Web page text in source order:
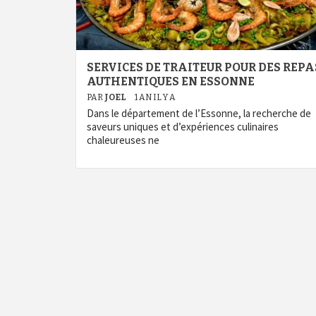
SERVICES DE TRAITEUR POUR DES
AUTHENTIQUES EN ESSONNE
PAR JOEL 1 AN IL Y A
Dans le département de l’Essonne, la recherche de
saveurs uniques et d’expériences culinaires
chaleureuses ne